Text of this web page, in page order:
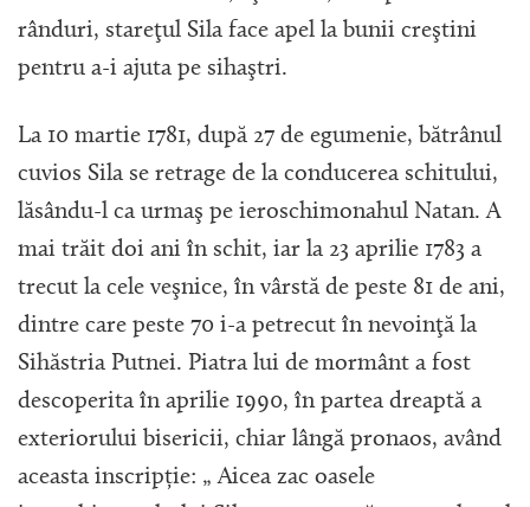
rânduri, stareţul Sila face apel la bunii creştini
pentru a-i ajuta pe sihaştri.
La 10 martie 1781, după 27 de egumenie, bătrânul
cuvios Sila se retrage de la conducerea schitului,
lăsându-l ca urmaş pe ieroschimonahul Natan. A
mai trăit doi ani în schit, iar la 23 aprilie 1783 a
trecut la cele veşnice, în vârstă de peste 81 de ani,
dintre care peste 70 i-a petrecut în nevoinţă la
Sihăstria Putnei. Piatra lui de mormânt a fost
descoperita în aprilie 1990, în partea dreaptă a
exteriorului bisericii, chiar lângă pronaos, având
aceasta inscripție: „ Aicea zac oasele